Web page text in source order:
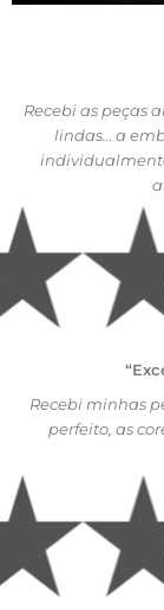
Recebi as peças
lindas… a
Recebi minhas
perfeito, as